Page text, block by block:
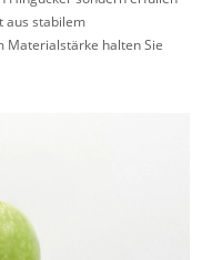
aus stabilem
Materialstärke halten Sie